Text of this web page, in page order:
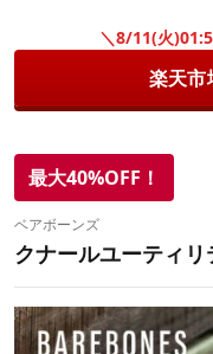
＼8/11(火
楽天市
最大40%OFF！
ベアボーンズ
クナールユーティ